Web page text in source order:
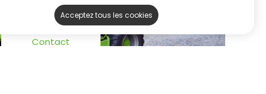
Contacteer ons
Contact
Acceptez tous les cookies